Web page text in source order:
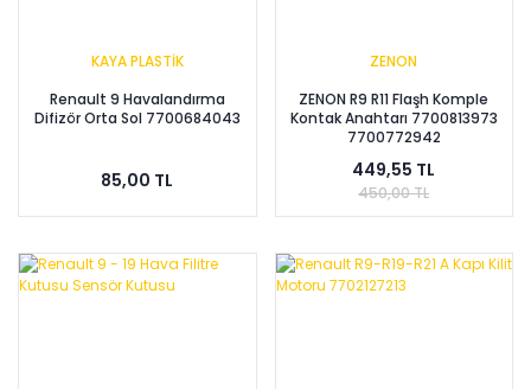
KAYA PLASTİK
Renault 9 Havalandırma
Difizör Orta Sol 7700684043
85,00 TL
ZENON
ZENON R9 R11 Flaşh Komple
Kontak Anahtarı 7700813973
7700772942
449,55 TL
450,00 TL